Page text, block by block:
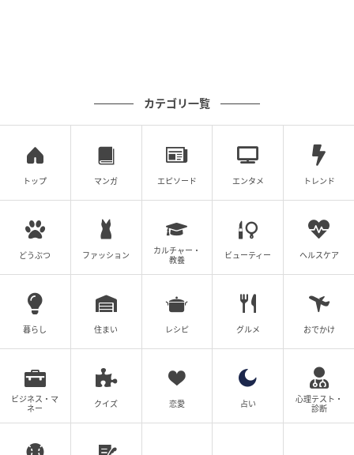
睡眠障害の原因はいろいろありますが、運動不足で体
内時計が狂っている場合は、とくにインターバル速歩
は有効！ 体内時計は全ての細胞の中にある時計遺伝
子、脳の中にあるマスター時計遺伝子の二つから成り
化すると、この二つの遺伝子がうまく同調できなくな
ってくるのです。
毎日決まった時間にインターバル速歩を行って生活リ
ズムを整えると、時計遺伝子の機能が回復して、乱れ
た体内時計が整ってきます。またインターバル速歩の
とで、体も程よく疲れて寝つきも改善するでしょう。
インターバル速歩Q＆A
カテゴリ一覧
トップ マンガ エピソード エンタメ トレンド
どうぶつ ファッション
カルチャー・
教養
ビューティー ヘルスケア
暮らし 住まい レシピ グルメ おでかけ
ビジネス・マ
ネー
クイズ 恋愛 占い
心理テスト・
診断